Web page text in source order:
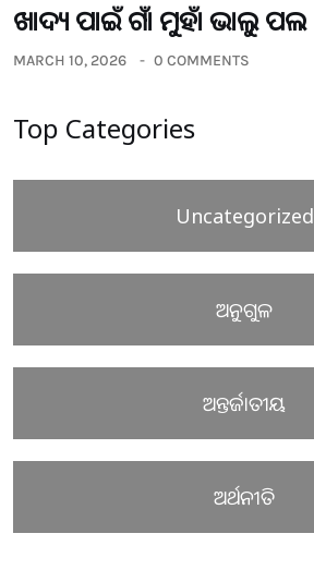
ଖାଦ୍ୟ ପାଇଁ ଗାଁ ମୁହାଁ ଭାଲୁ ପଲ
MARCH 10, 2026 0 COMMENTS
Top Categories
Uncategorized
ଅନୁଗୁଳ
ଅନ୍ତର୍ଜାତୀୟ
ଅର୍ଥନୀତି